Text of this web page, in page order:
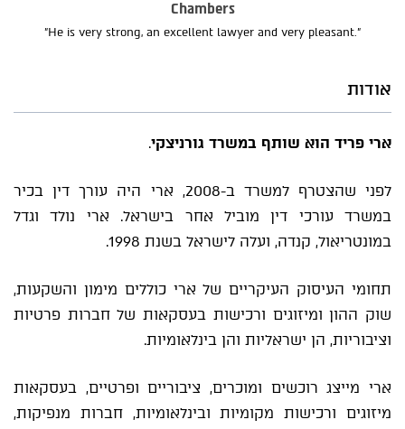
Chambers
"He is very strong, an excellent lawyer and very pleasant."
אודות
ארי פריד הוא שותף במשרד גורניצקי.
לפני שהצטרף למשרד ב-2008, ארי היה עורך דין בכיר
במשרד עורכי דין מוביל אחר בישראל. ארי נולד וגדל
במונטריאול, קנדה, ועלה לישראל בשנת 1998.
תחומי העיסוק העיקריים של ארי כוללים מימון והשקעות,
שוק ההון ומיזוגים ורכישות בעסקאות של חברות פרטיות
וציבוריות, הן ישראליות והן בינלאומיות.
ארי מייצג רוכשים ומוכרים, ציבוריים ופרטיים, בעסקאות
מיזוגים ורכישות מקומיות ובינלאומיות, חברות מנפיקות,